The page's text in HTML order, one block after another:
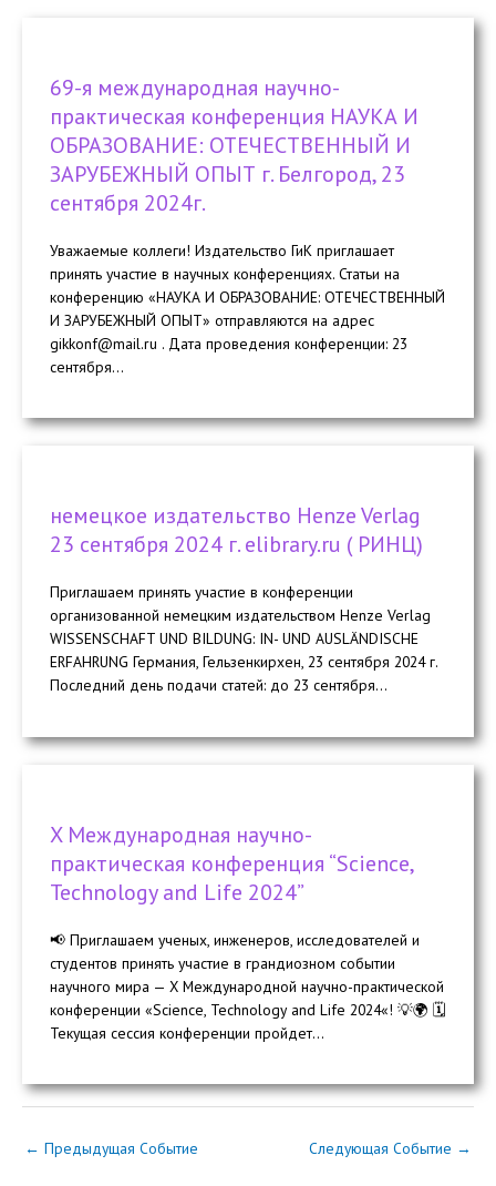
69-я международная научно-
практическая конференция НАУКА И
ОБРАЗОВАНИЕ: ОТЕЧЕСТВЕННЫЙ И
ЗАРУБЕЖНЫЙ ОПЫТ г. Белгород, 23
сентября 2024г.
Уважаемые коллеги! Издательство ГиК приглашает
принять участие в научных конференциях. Статьи на
конференцию «НАУКА И ОБРАЗОВАНИЕ: ОТЕЧЕСТВЕННЫЙ
И ЗАРУБЕЖНЫЙ ОПЫТ» отправляются на адрес
gikkonf@mail.ru . Дата проведения конференции: 23
cентября...
немецкое издательство Henze Verlag
23 сентября 2024 г. elibrary.ru ( РИНЦ)
Приглашаем принять участие в конференции
организованной немецким издательством Henze Verlag
WISSENSCHAFT UND BILDUNG: IN- UND AUSLÄNDISCHE
ERFAHRUNG Германия, Гельзенкирхен, 23 сентября 2024 г.
Последний день подачи статей: до 23 сентября...
X Международная научно-
практическая конференция “Science,
Technology and Life 2024”
📢 Приглашаем ученых, инженеров, исследователей и
студентов принять участие в грандиозном событии
научного мира — X Международной научно-практической
конференции «Science, Technology and Life 2024«! 💡🌍 🗓️
Текущая сессия конференции пройдет...
← Предыдущая Событие Следующая Событие →